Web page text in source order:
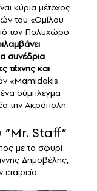
κύρια μέτοχος
του «Ομίλου
τον Πολυχώρο
συνέδρια
τέχνης και
«Mamidakis
σύμπλεγμα
την Ακρόπολη
Staff”
με το σφυρί
Δημοβέλης,